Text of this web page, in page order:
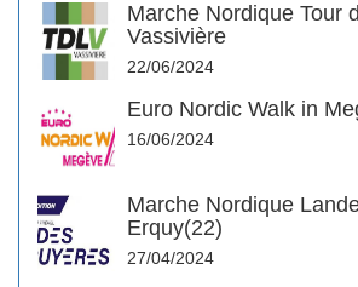
Marche Nordique Tour
Vassivière
22/06/2024
Euro Nordic Walk in
16/06/2024
Marche Nordique
Erquy(22)
27/04/2024